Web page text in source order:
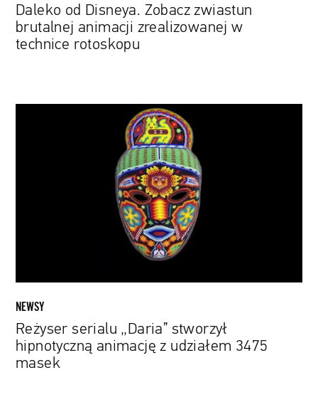
Daleko od Disneya. Zobacz zwiastun
brutalnej animacji zrealizowanej w
technice rotoskopu
NEWSY
Reżyser serialu „Daria” stworzył
hipnotyczną animację z udziałem 3475
masek